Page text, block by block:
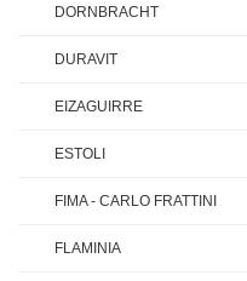
DORNBRACHT
DURAVIT
EIZAGUIRRE
ESTOLI
FIMA - CARLO FRATTINI
FLAMINIA